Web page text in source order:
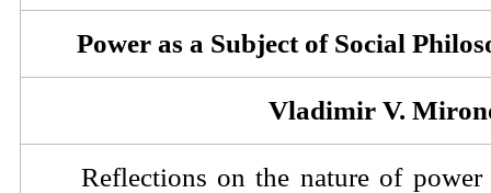
Power as a Subject of Social
Vladimir V.
Reflections on the nature of